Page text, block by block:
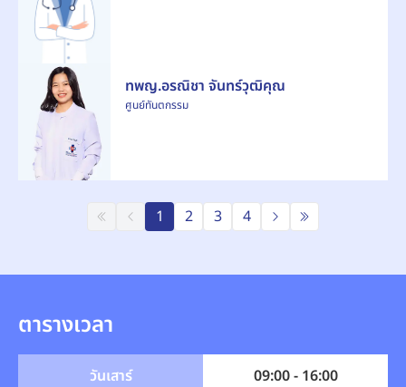
ทพญ.อรณิชา จันทร์วุฒิคุณ
ศูนย์ทันตกรรม
1 2 3 4
ตารางเวลา
วันเสาร์ 09:00 - 16:00